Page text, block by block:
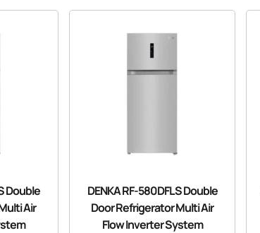
DENKA RF-580DFLS Double
Door Refrigerator Multi Air
Flow Inverter System
Double
Air